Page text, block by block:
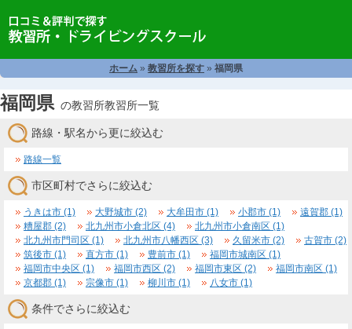
ホーム » 教習所を探す » 福岡県
福岡県 の教習所教習所一覧
路線・駅名から更に絞込む
路線一覧
市区町村でさらに絞込む
うきは市 (1) 大野城市 (2) 大牟田市 (1) 小郡市 (1)
遠賀郡 (1)
糟屋郡 (2)
北九州市小倉北区 (4)
北九州市小倉南区 (1)
北九州市門司区 (1)
北九州市八幡西区 (3) 久留米市 (2)
古賀市 (2)
筑後市 (1)
直方市 (1) 豊前市 (1)
福岡市城南区 (1)
福岡市中央区 (1)
福岡市西区 (2) 福岡市東区 (2)
福岡市南区 (1)
京都郡 (1)
宗像市 (1) 柳川市 (1) 八女市 (1)
条件でさらに絞込む